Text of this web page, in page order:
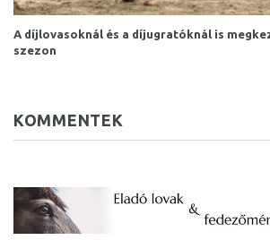
A díjlovasoknál és a díjugratóknál is
szezon
KOMMENTEK